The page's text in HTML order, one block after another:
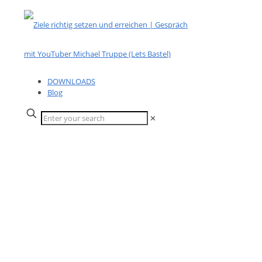
DOWNLOADS
Blog
✕